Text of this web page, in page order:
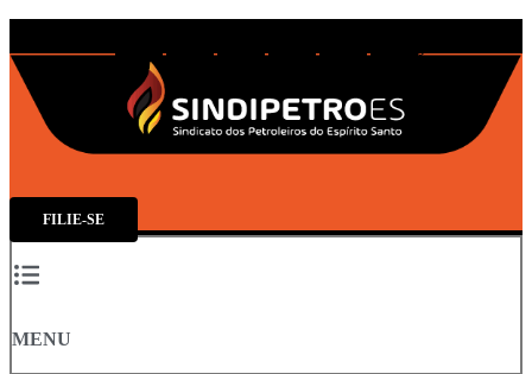
FILIE-SE
MENU